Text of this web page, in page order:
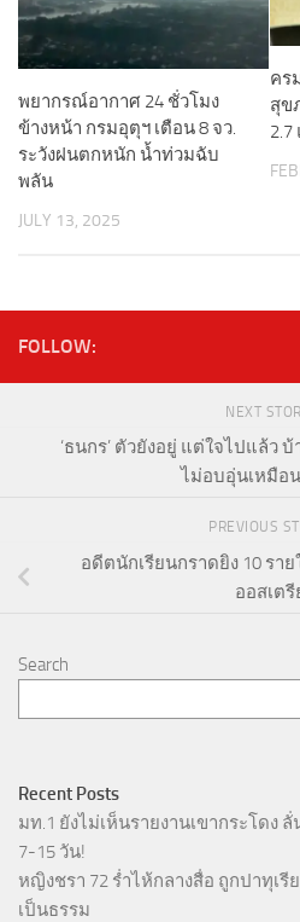
พยากรณ์อากาศ 24 ชั่วโมง
ข้างหน้า กรมอุตุฯ เตือน 8 จว.
ระวังฝนตกหนัก น้ำท่วมฉับ
พลัน
JULY 13, 2025
คร
สุข
FOLLOW:
NEXT
‘ธนกร’ ตัวยังอยู่ แต่ใจไปแล้ว
ไม่อบอุ่นเหมือ
PREVIOUS
อดีตนักเรียนกราดยิง 10 รา
ออสเตรี
Search
Recent Posts
มท.1 ยังไม่เห็นรายงานเขากระโดง
7-15 วัน!
หญิงชรา 72 ร่ำไห้กลางสื่อ ถูกปาทุเรี
เป็นธรรม